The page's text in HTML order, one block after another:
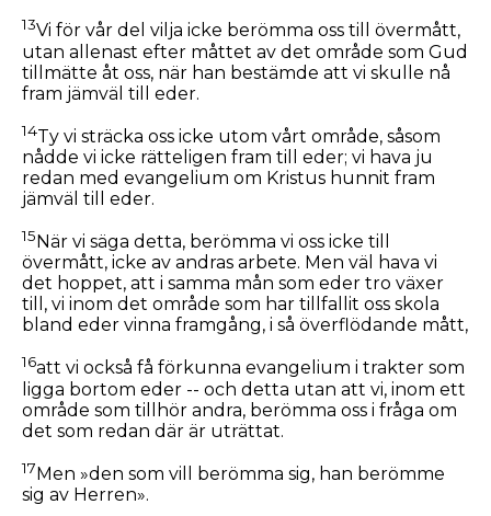
13Vi för vår del vilja icke berömma oss till övermått,
utan allenast efter måttet av det område som Gud
tillmätte åt oss, när han bestämde att vi skulle nå
fram jämväl till eder.
14Ty vi sträcka oss icke utom vårt område, såsom
nådde vi icke rätteligen fram till eder; vi hava ju
redan med evangelium om Kristus hunnit fram
jämväl till eder.
15 När vi säga detta, berömma vi oss icke till
övermått, icke av andras arbete. Men väl hava vi
det hoppet, att i samma mån som eder tro växer
till, vi inom det område som har tillfallit oss skola
bland eder vinna framgång, i så överflödande mått,
16att vi också få förkunna evangelium i trakter som
ligga bortom eder -- och detta utan att vi, inom ett
område som tillhör andra, berömma oss i fråga om
det som redan där är uträttat.
17Men »den som vill berömma sig, han berömme
sig av Herren».